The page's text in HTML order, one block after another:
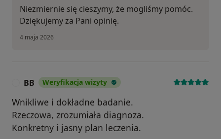
Niezmiernie się cieszymy, że mogliśmy pomóc.
Dziękujemy za Pani opinię.
4 maja 2026
BB Weryfikacja wizyty
Wnikliwe i dokładne badanie.
Rzeczowa, zrozumiała diagnoza.
Konkretny i jasny plan leczenia.